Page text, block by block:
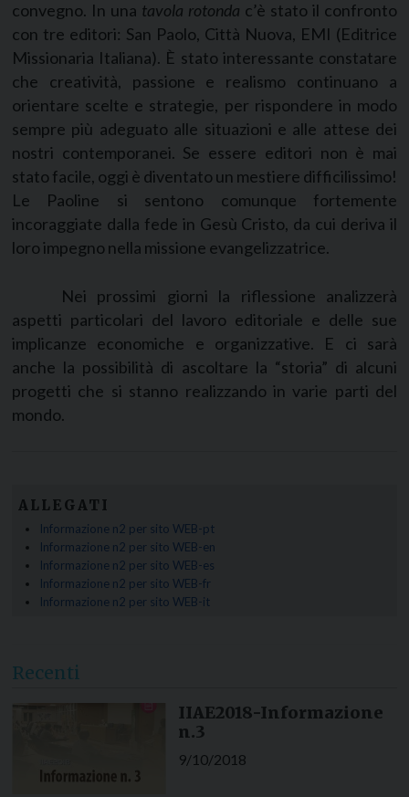
convegno. In una tavola rotonda c’è stato il confronto
con tre editori: San Paolo, Città Nuova, EMI (Editrice
Missionaria Italiana). È stato interessante constatare
che creatività, passione e realismo continuano a
orientare scelte e strategie, per rispondere in modo
sempre più adeguato alle situazioni e alle attese dei
nostri contemporanei. Se essere editori non è mai
stato facile, oggi è diventato un mestiere difficilissimo!
Le Paoline si sentono comunque fortemente
incoraggiate dalla fede in Gesù Cristo, da cui deriva il
loro impegno nella missione evangelizzatrice.
Nei prossimi giorni la riflessione analizzerà
aspetti particolari del lavoro editoriale e delle sue
implicanze economiche e organizzative. E ci sarà
anche la possibilità di ascoltare la “storia” di alcuni
progetti che si stanno realizzando in varie parti del
mondo.
ALLEGATI
Informazione n2 per sito WEB-pt
Informazione n2 per sito WEB-en
Informazione n2 per sito WEB-es
Informazione n2 per sito WEB-fr
Informazione n2 per sito WEB-it
Recenti
IIAE2018-Informazione
n.3
9/10/2018